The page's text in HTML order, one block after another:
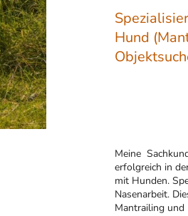
Hund
Meine
erfolgreich in
mit Hunden.
Nasenarbeit.
Mantrailing und